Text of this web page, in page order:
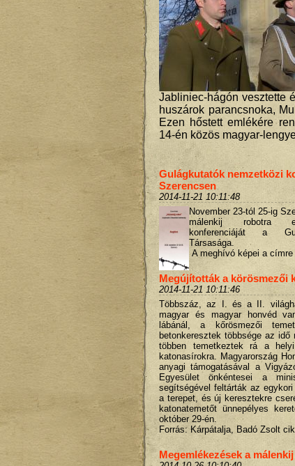
Jabliniec-hágón vesztette
huszárok parancsnoka,
Ezen hőstett emlékére
14-én közös magyar-
Gulágkutatók nemzetközi
Szerencsen
2014-11-21 10:11:48
November 23-tól 25-ig
málenkij robotra
konferenciáját a
Társasága.
A meghívó képei a címre
Megújították a körösmezői
2014-11-21 10:11:46
Többszáz, az I. és a II.
magyar és magyar honvéd
lábánál, a kőrösmezői
betonkeresztek többsége az
többen temetkeztek rá a
katonasírokra. Magyarország
anyagi támogatásával a
Egyesület önkéntesei a
segítségével feltárták az
a terepet, és új keresztekre
katonatemetőt ünnepélyes
október 29-én.
Forrás: Kárpátalja, Badó Zsolt
Megemlékezések a